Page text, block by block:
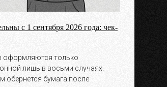
с 1 сентября 2026 года: чек-
оформляются только
лишь в восьми случаях.
обернётся бумага после